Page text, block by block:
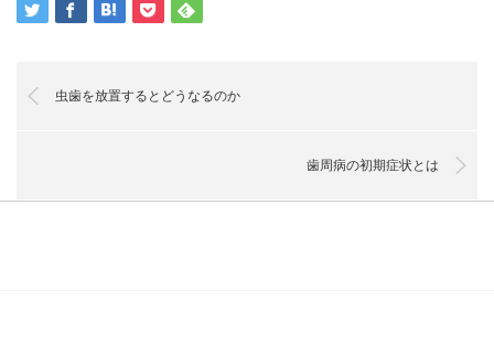
虫歯を放置するとどうなるのか
歯周病の初期症状とは